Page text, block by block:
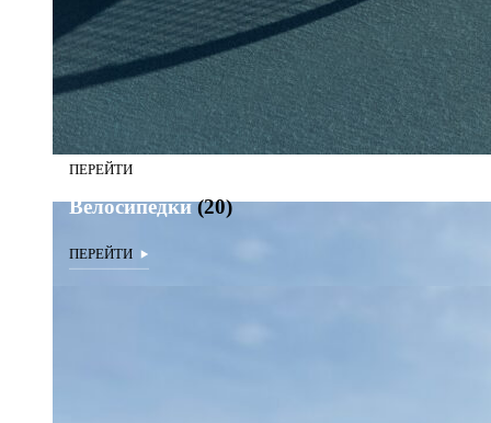
Велосипедки (20)
Велосипедки(20)